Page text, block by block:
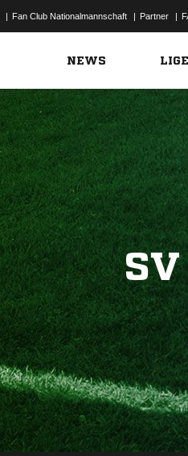
| Fan Club Nationalmannschaft | Partner |
NEWS
SV